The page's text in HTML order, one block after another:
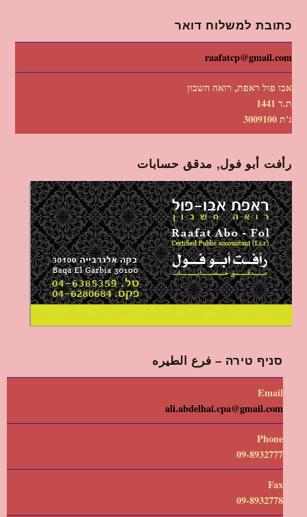
כתובת למשלוח דואר
raafatcp@gmail.com
אבו פול ראפת, רואה חשבון
ת.ד 1441
ג'ת 3009100
رأفت أبو فول, مدقق حسابات
סניף טירה – فرع الطيره
Email
ali.abdelhai.cpa@gmail.com
Phone
09-8932777
Fax
09-8932778